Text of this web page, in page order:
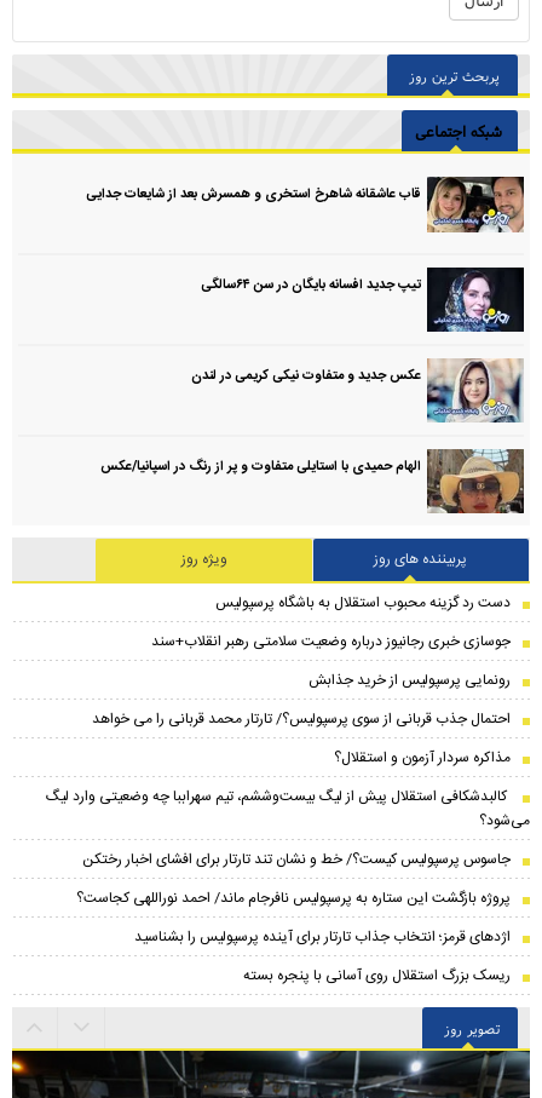
پربحث ترین روز
شبکه اجتماعی
قاب عاشقانه شاهرخ استخری و همسرش بعد از شایعات جدایی
تیپ جدید افسانه بایگان در سن ۶۴سالگی
عکس جدید و متفاوت نیکی کریمی در لندن
الهام حمیدی با استایلی متفاوت و پر از رنگ در اسپانیا/عکس
پربیننده های روز
ویژه روز
دست رد گزینه محبوب استقلال به باشگاه پرسپولیس
جوسازی خبری رجانیوز درباره وضعیت سلامتی رهبر انقلاب+سند
رونمایی پرسپولیس از خرید جذابش
احتمال جذب قربانی از سوی پرسپولیس؟/ تارتار محمد قربانی را می خواهد
مذاکره سردار آزمون و استقلال؟
کالبدشکافی استقلال پیش از لیگ بیست‌و‌ششم، تیم سهراببا چه وضعیتی وارد لیگ
می‌شود؟
جاسوس پرسپولیس کیست؟/ خط و نشان تند تارتار برای افشای اخبار رختکن
پروژه بازگشت این ستاره به پرسپولیس نافرجام ماند/ احمد نوراللهی کجاست؟
اژدهای قرمز؛ انتخاب جذاب تارتار برای آینده پرسپولیس را بشناسید
ریسک بزرگ استقلال روی آسانی با پنجره بسته
تصویر روز